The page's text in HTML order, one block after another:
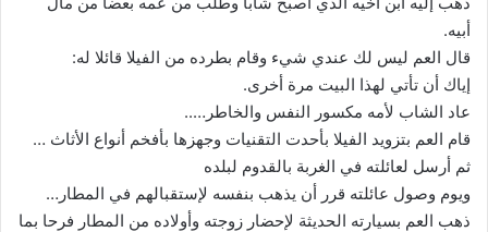
أبيه.
قال العم ليس لك عندي شيء وقام بطرده من الفيلا قائلا له:
إياك أن تأتي لهذا البيت مرة أخرى.
عاد الشاب لأمه مكسور النفس والخاطر…..
قام العم بتزويد الفيلا بأحدت التقنيات وجهزها بأفخم أنواع الأثاث …
ثم أرسل لعائلته في الغربة بالقدوم لبلده
ويوم وصول عائلته قرر أن يذهب بنفسه لإستقبالهم في المطار…
ذهب العم بسيارته الحديثة لإحضار زوجته وأولاده من المطار فرحا بما